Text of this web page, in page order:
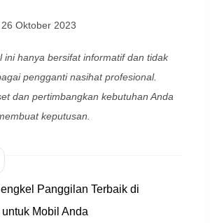
26 Oktober 2023
ini hanya bersifat informatif dan tidak
pengganti nasihat profesional.
dan pertimbangkan kebutuhan Anda
keputusan.
Panggilan Terbaik di
untuk Mobil Anda